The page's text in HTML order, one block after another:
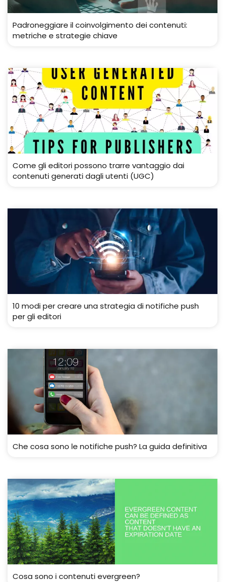
Padroneggiare il coinvolgimento dei contenuti:
metriche e strategie chiave
Come gli editori possono trarre vantaggio dai
contenuti generati dagli utenti (UGC)
10 modi per creare una strategia di notifiche push
per gli editori
Che cosa sono le notifiche push? La guida definitiva
Cosa sono i contenuti evergreen?